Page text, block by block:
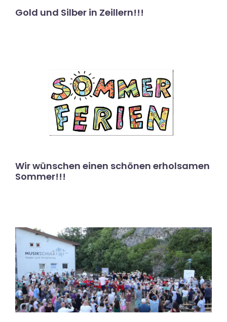
Gold und Silber in Zeillern!!!
Wir wünschen einen schönen erholsamen
Sommer!!!